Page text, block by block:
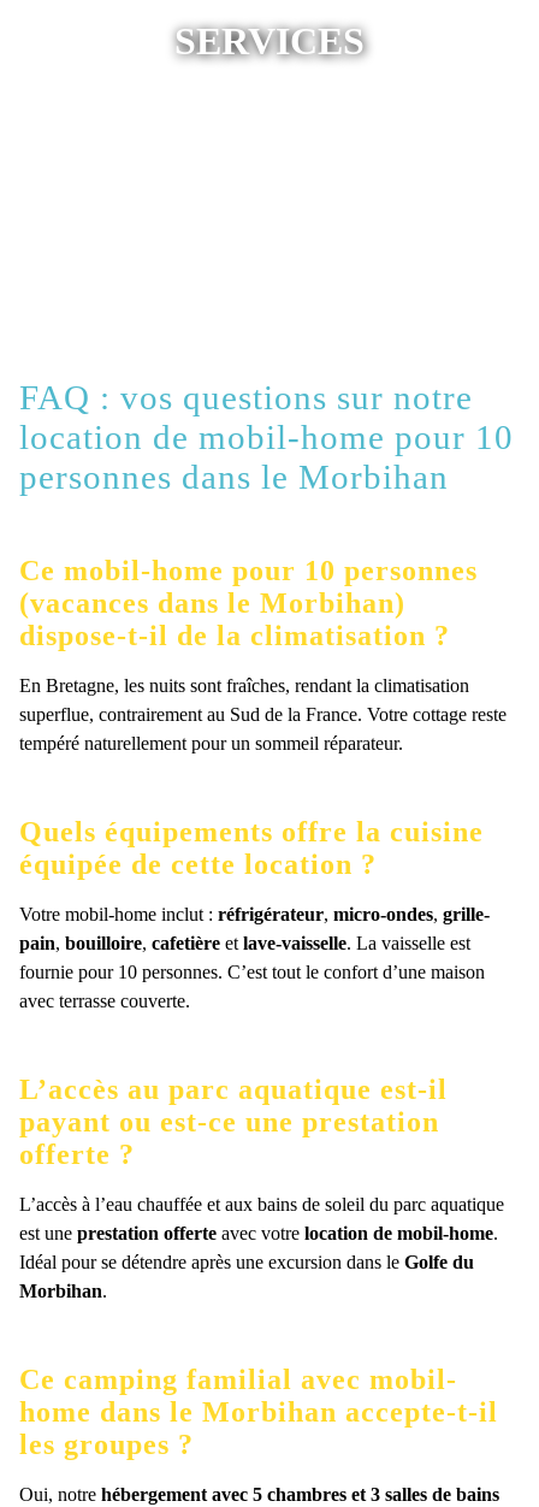
SERVICES
FAQ : vos questions sur notre
location de mobil-home pour 10
personnes dans le Morbihan
Ce mobil-home pour 10 personnes
(vacances dans le Morbihan)
dispose-t-il de la climatisation ?
En Bretagne, les nuits sont fraîches, rendant la climatisation
superflue, contrairement au Sud de la France. Votre cottage reste
tempéré naturellement pour un sommeil réparateur.
Quels équipements offre la cuisine
équipée de cette location ?
Votre mobil-home inclut : réfrigérateur, micro-ondes, grille-
pain, bouilloire, cafetière et lave-vaisselle. La vaisselle est
fournie pour 10 personnes. C’est tout le confort d’une maison
avec terrasse couverte.
L’accès au parc aquatique est-il
payant ou est-ce une prestation
offerte ?
L’accès à l’eau chauffée et aux bains de soleil du parc aquatique
est une prestation offerte avec votre location de mobil-home.
Idéal pour se détendre après une excursion dans le Golfe du
Morbihan.
Ce camping familial avec mobil-
home dans le Morbihan accepte-t-il
les groupes ?
Oui, notre hébergement avec 5 chambres et 3 salles de bains